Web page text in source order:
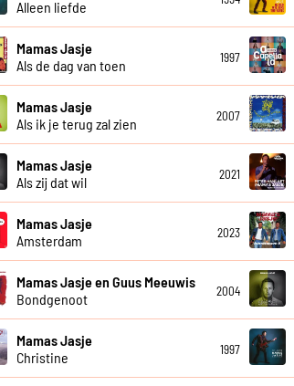
Alleen liefde
Mamas Jasje
Als de dag van toen
1997
Mamas Jasje
Als ik je terug zal zien
2007
Mamas Jasje
Als zij dat wil
2021
Mamas Jasje
Amsterdam
2023
Mamas Jasje en Guus Meeuwis
Bondgenoot
2004
Mamas Jasje
Christine
1997